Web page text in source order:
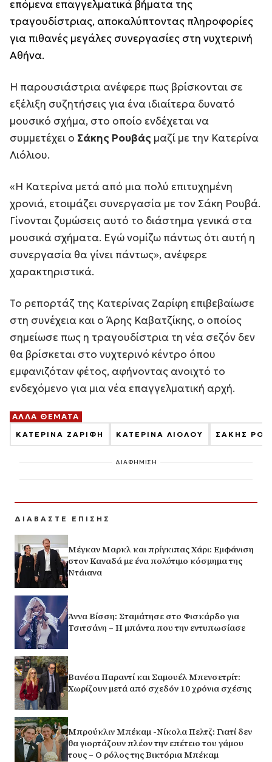
επόμενα επαγγελματικά βήματα της
τραγουδίστριας, αποκαλύπτοντας πληροφορίες
για πιθανές μεγάλες συνεργασίες στη νυχτερινή
Αθήνα.
Η παρουσιάστρια ανέφερε πως βρίσκονται σε
εξέλιξη συζητήσεις για ένα ιδιαίτερα δυνατό
μουσικό σχήμα, στο οποίο ενδέχεται να
συμμετέχει ο Σάκης Ρουβάς μαζί με την Κατερίνα
Λιόλιου.
«Η Κατερίνα μετά από μια πολύ επιτυχημένη
χρονιά, ετοιμάζει συνεργασία με τον Σάκη Ρουβά.
Γίνονται ζυμώσεις αυτό το διάστημα γενικά στα
μουσικά σχήματα. Εγώ νομίζω πάντως ότι αυτή η
συνεργασία θα γίνει πάντως», ανέφερε
χαρακτηριστικά.
Το ρεπορτάζ της Κατερίνας Ζαρίφη επιβεβαίωσε
στη συνέχεια και ο Άρης Καβατζίκης, ο οποίος
σημείωσε πως η τραγουδίστρια τη νέα σεζόν δεν
θα βρίσκεται στο νυχτερινό κέντρο όπου
εμφανιζόταν φέτος, αφήνοντας ανοιχτό το
ενδεχόμενο για μια νέα επαγγελματική αρχή.
ΑΛΛΑ ΘΕΜΑΤΑ
ΚΑΤΕΡΙΝΑ ΖΑΡΙΦΗ ΚΑΤΕΡΙΝΑ ΛΙΟΛΟΥ ΣΑΚΗΣ
ΔΙΑΦΗΜΙΣΗ
ΔΙΑΒΑΣΤΕ ΕΠΙΣΗΣ
Μέγκαν Μαρκλ και πρίγκιπας Χάρι: Εμφάνιση
στον Καναδά με ένα πολύτιμο κόσμημα της
Ντάιανα
Άννα Βίσση: Σταμάτησε στο Φισκάρδο για
Τσιτσάνη – Η μπάντα που την εντυπωσίασε
Βανέσα Παραντί και Σαμουέλ Μπενσετρίτ:
Χωρίζουν μετά από σχεδόν 10 χρόνια σχέσης
Μπρούκλιν Μπέκαμ -Νίκολα Πελτζ: Γιατί δεν
θα γιορτάζουν πλέον την επέτειο του γάμου
τους – Ο ρόλος της Βικτόρια Μπέκαμ